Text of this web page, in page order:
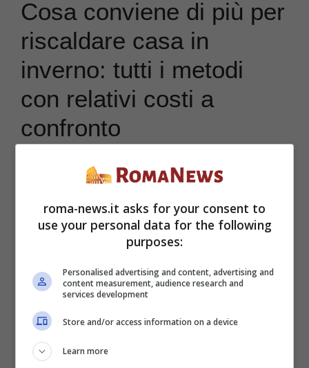
Cosa conviene di più per
riscaldare casa in
inverno: tutti i metodi
con relativi costi a
confronto
roma-news.it asks for your consent to
use your personal data for the following
purposes:
Personalised advertising and content, advertising and
content measurement, audience research and
services development
Store and/or access information on a device
Learn more